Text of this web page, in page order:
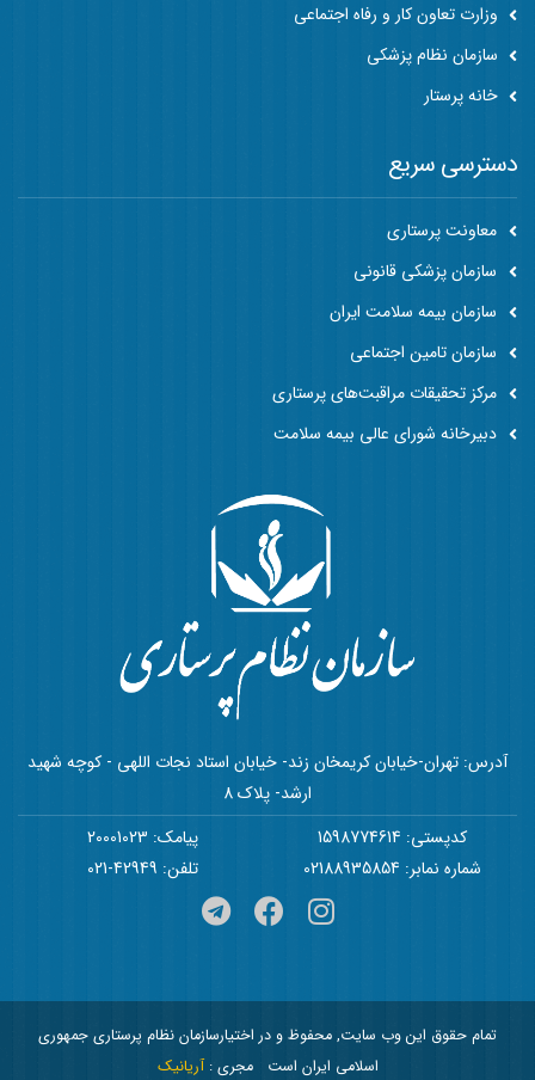
وزارت تعاون کار و رفاه اجتماعی
سازمان نظام پزشکی
خانه پرستار
آدرس: تهران-خیابان کریمخان زند- خیابان استاد نجات اللهی - کوچه شهید
ارشد- پلاک 8
کدپستی: 1598774614
پیامک: 20001023
شماره نمابر: 02188935854
تلفن: 42949-021
دسترسی سریع
معاونت پرستاری
سازمان پزشکی قانونی
سازمان بیمه سلامت ایران
سازمان تامین اجتماعی
مرکز تحقیقات مراقبت‌های پرستاری
دبیرخانه شورای عالی بیمه سلامت
تمام حقوق این وب سایت, محفوظ و در اختیارسازمان نظام پرستاری جمهوری
اسلامی ایران است
مجری :آریانیک